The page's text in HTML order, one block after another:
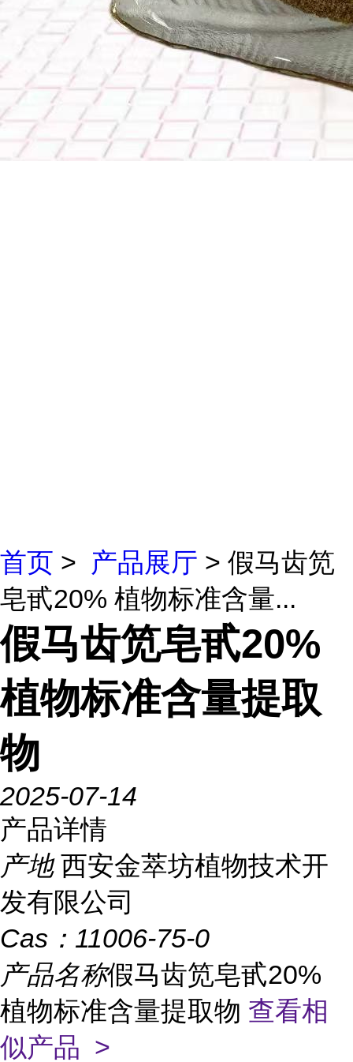
首页 > 产品展厅 > 假马齿笕
皂甙20% 植物标准含量...
假马齿笕皂甙20%
植物标准含量提取
物
2025-07-14
产品详情
产地 西安金萃坊植物技术开
发有限公司
Cas： 11006-75-0
产品名称假马齿笕皂甙20%
植物标准含量提取物 查看相
似产品 >